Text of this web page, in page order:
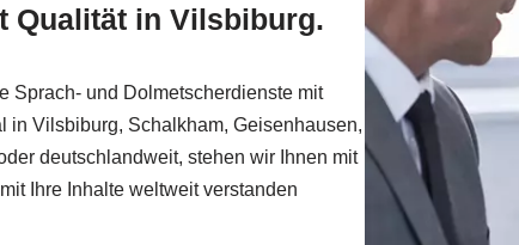
Qualität in Vilsbiburg.
Sprach- und Dolmetscherdienste mit
in Vilsbiburg, Schalkham, Geisenhausen,
deutschlandweit, stehen wir Ihnen mit
Ihre Inhalte weltweit verstanden